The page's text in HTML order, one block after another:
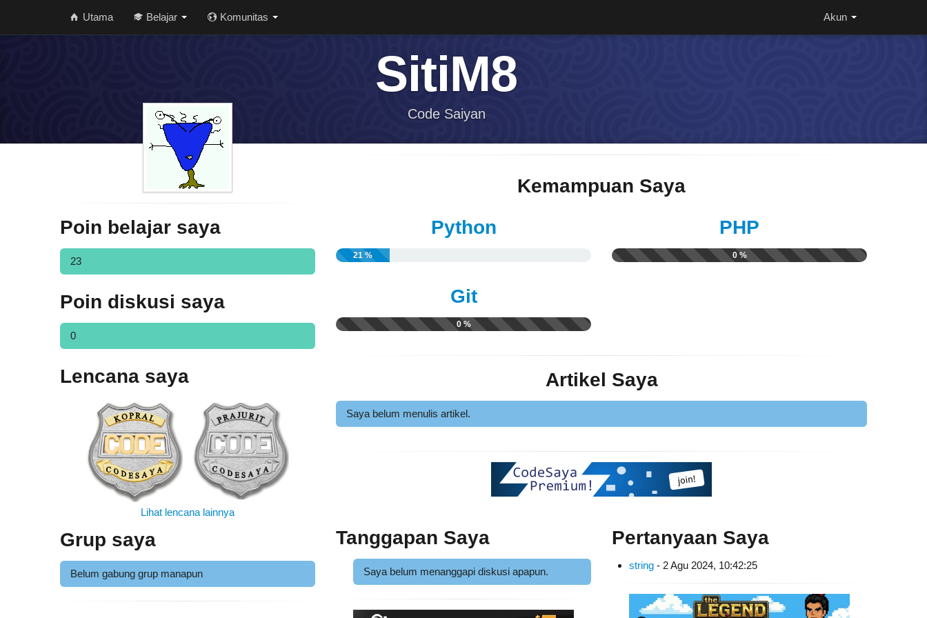
Utama Belajar Komunitas Akun
SitiM8
Code Saiyan
Poin belajar saya
23
Poin diskusi saya
0
Lencana saya
Lihat lencana lainnya
Grup saya
Belum gabung grup manapun
Kemampuan Saya
Python
21 %
PHP
0 %
Git
0 %
Artikel Saya
Saya belum menulis artikel.
Tanggapan Saya
Saya belum menanggapi diskusi apapun.
Pertanyaan Saya
string - 2 Agu 2024, 10:42:25